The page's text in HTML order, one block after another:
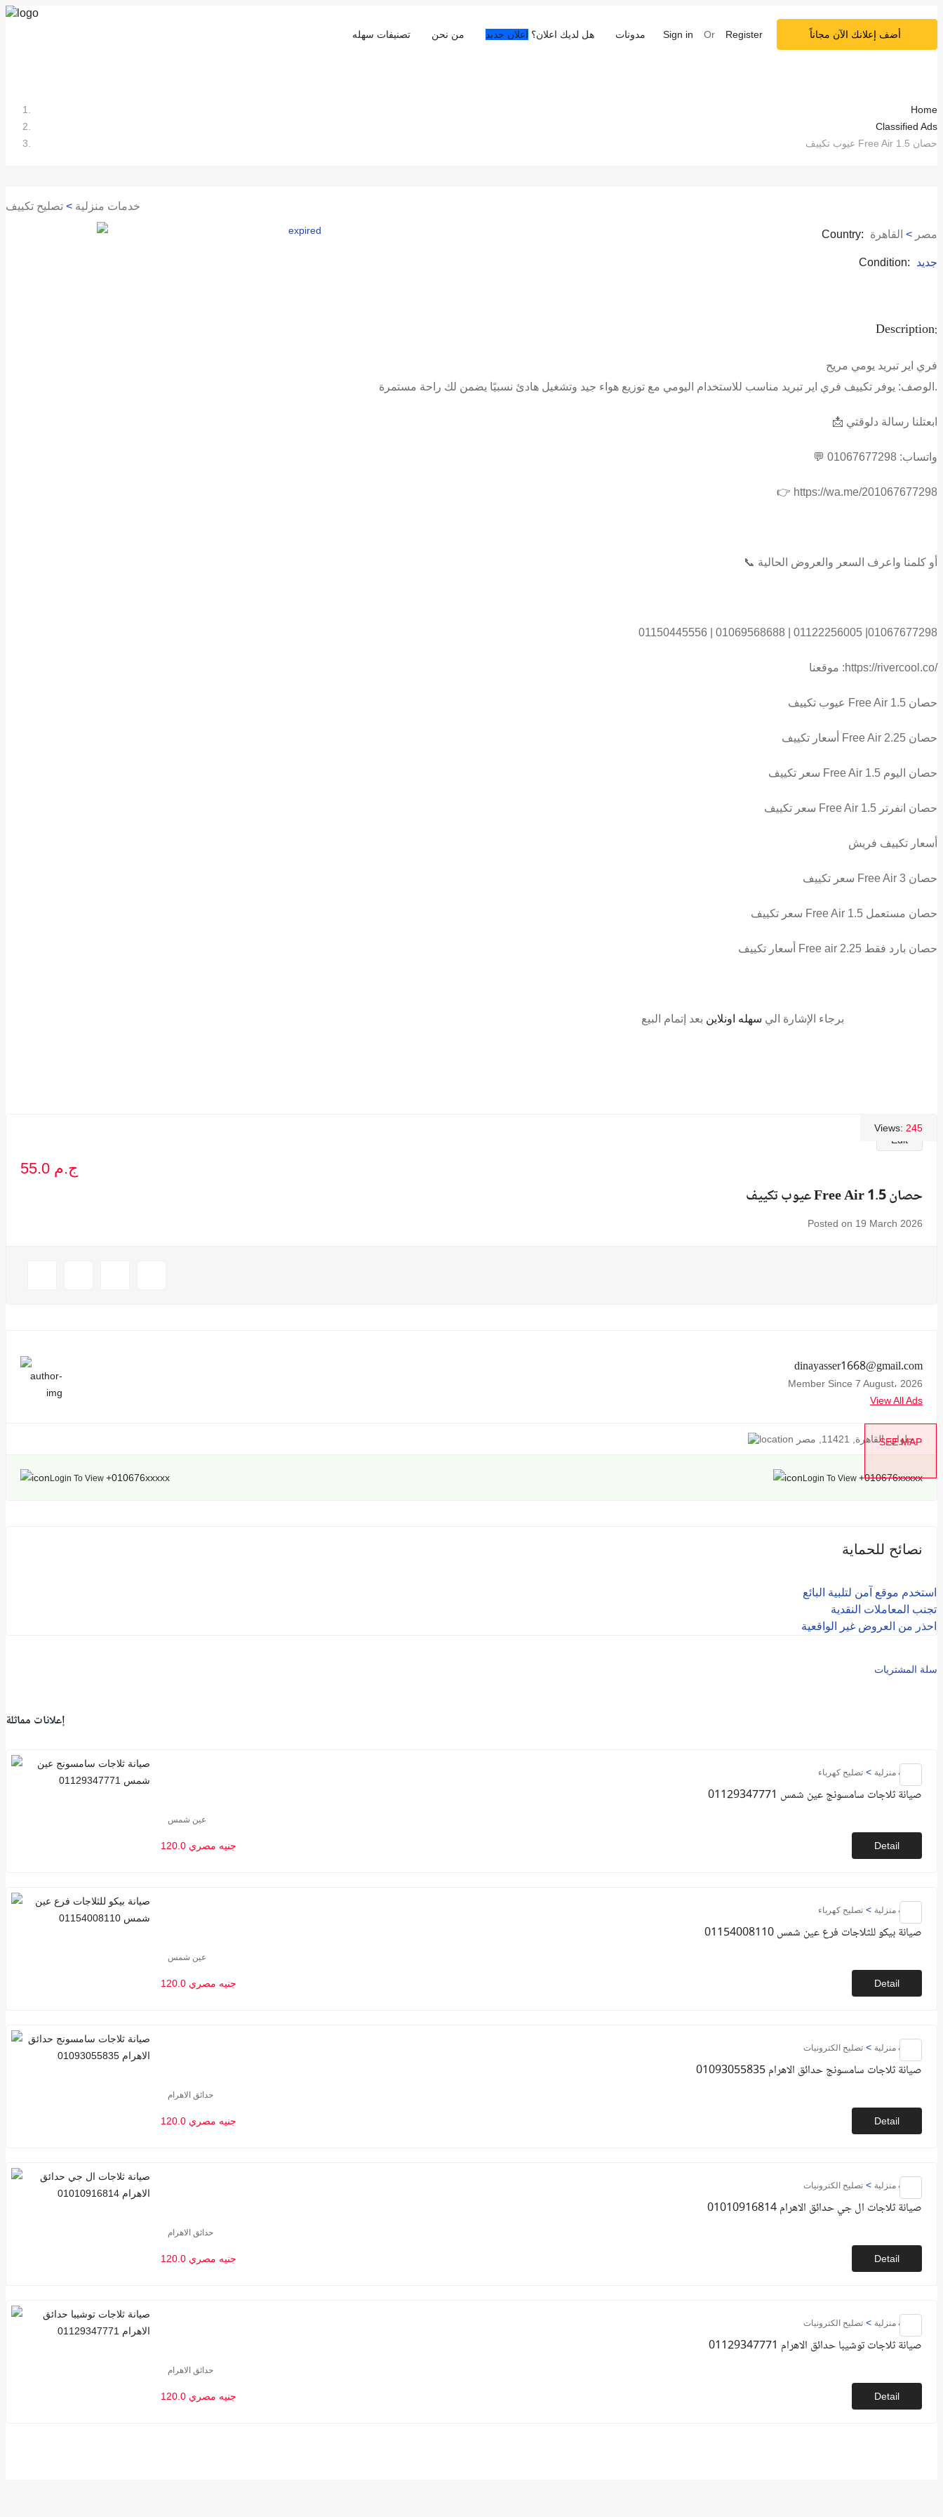
تصنيفات سهله من نحن هل لديك اعلان؟ اعلان جديد مدونات Sign in Or Register أضف إعلانك الآن مجاناً
Home
Classified Ads
عيوب تكييف Free Air 1.5 حصان
خدمات منزلية > تصليح تكييف
Country: مصر > القاهرة
Condition: جديد
Description:
فري اير تبريد يومي مريح
الوصف: يوفر تكييف فري اير تبريد مناسب للاستخدام اليومي مع توزيع هواء جيد وتشغيل هادئ نسبيًا يضمن لك راحة مستمرة.
📩 ابعتلنا رسالة دلوقتي
💬 واتساب: 01067677298
👉 https://wa.me/201067677298
📞 أو كلمنا واعرف السعر والعروض الحالية
01150445556 | 01069568688 | 01122256005 |01067677298
موقعنا :https://rivercool.co/
عيوب تكييف Free Air 1.5 حصان
أسعار تكييف Free Air 2.25 حصان
سعر تكييف Free Air 1.5 حصان اليوم
سعر تكييف Free Air 1.5 حصان انفرتر
أسعار تكييف فريش
سعر تكييف Free Air 3 حصان
سعر تكييف Free Air 1.5 حصان مستعمل
أسعار تكييف Free air 2.25 حصان بارد فقط
برجاء الإشارة الي سهله اونلاين بعد إتمام البيع
Edit
Views: 245
55.0 ج.م
عيوب تكييف Free Air 1.5 حصان
Posted on 19 March 2026
dinayasser1668@gmail.com
Member Since 7 August، 2026
View All Ads
SEE MAP
حلوان, القاهرة, 11421, مصر...
Login To View +010676xxxxx Login To View +010676xxxxx
نصائح للحماية
استخدم موقع آمن لتلبية البائع
تجنب المعاملات النقدية
احذر من العروض غير الواقعية
سلة المشتريات
إعلانات مماثلة
خدمات منزلية > تصليح كهرباء
صيانة ثلاجات سامسونج عين شمس 01129347771
عين شمس
120.0 جنيه مصري Detail
خدمات منزلية > تصليح كهرباء
صيانة بيكو للثلاجات فرع عين شمس 01154008110
عين شمس
120.0 جنيه مصري Detail
خدمات منزلية > تصليح الكترونيات
صيانة ثلاجات سامسونج حدائق الاهرام 01093055835
حدائق الاهرام
120.0 جنيه مصري Detail
خدمات منزلية > تصليح الكترونيات
صيانة ثلاجات ال جي حدائق الاهرام 01010916814
حدائق الاهرام
120.0 جنيه مصري Detail
خدمات منزلية > تصليح الكترونيات
صيانة ثلاجات توشيبا حدائق الاهرام 01129347771
حدائق الاهرام
120.0 جنيه مصري Detail